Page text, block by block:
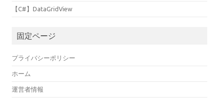
【C#】DataGridView
固定ページ
プライバシーポリシー
ホーム
運営者情報